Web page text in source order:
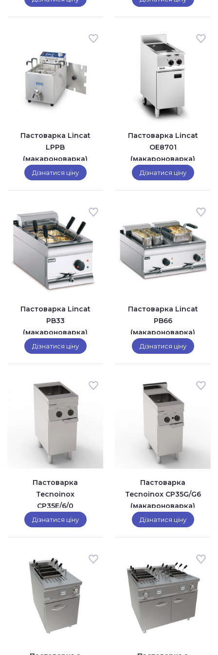
Пастоварка Lincat
LPPB
(макароноварка)
Дізнатися ціну
Пастоварка Lincat
OE8701
(макароноварка)
Дізнатися ціну
Пастоварка Lincat
PB33
(макароноварка)
Дізнатися ціну
Пастоварка Lincat
PB66
(макароноварка)
Дізнатися ціну
Пастоварка
Tecnoinox
CP35E/6/0
(макароноварка)
Дізнатися ціну
Пастоварка
Tecnoinox CP35G/G6
(макароноварка)
Дізнатися ціну